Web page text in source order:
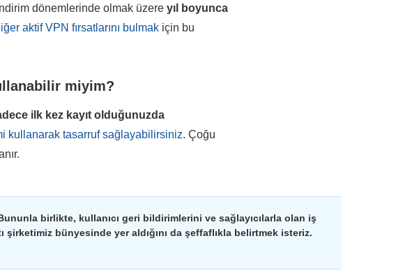
dönemlerinde olmak üzere yıl boyunca
aktif VPN fırsatlarını bulmak için bu
miyim?
ilk kez kayıt olduğunuzda
kullanarak tasarruf sağlayabilirsiniz. Çoğu
birlikte, kullanıcı geri bildirimlerini ve sağlayıcılarla olan iş
şirketimiz bünyesinde yer aldığını da şeffaflıkla belirtmek isteriz.